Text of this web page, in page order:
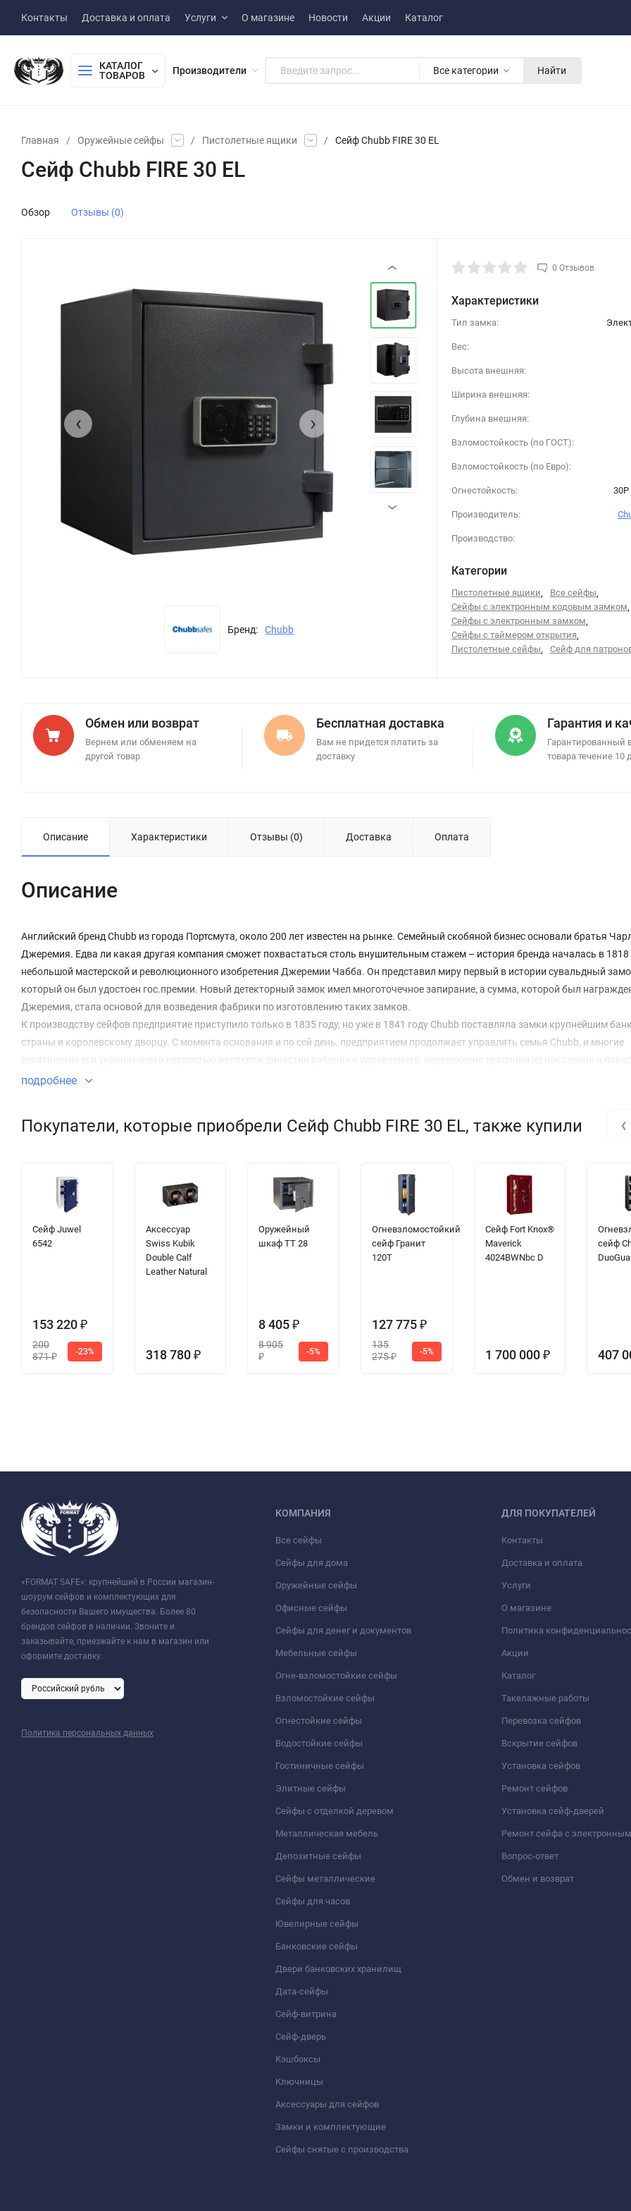
Контакты Доставка и оплата Услуги О магазине Новости Акции Каталог
КАТАЛОГ
ТОВАРОВ
Производители Все категории Найти
Главная / Оружейные сейфы / Пистолетные ящики / Сейф Chubb FIRE 30 EL
Сейф Chubb FIRE 30 EL
Обзор Отзывы (0)
‹ ›
‹
›
Бренд: Chubb
0 Отзывов
Характеристики
Тип замка:
Вес:
Высота внешняя:
Ширина внешняя:
Глубина внешняя:
Взломостойкость (по ГОСТ):
Взломостойкость (по Евро):
Огнестойкость:
Производитель:
Производство:
Категории
Пистолетные ящики, Все сейфы,
Сейфы с электронным кодовым замком,
Сейфы с электронным замком,
Сейфы с таймером открытия,
Пистолетные сейфы, Сейф для
Обмен или возврат
Вернем или обменяем на
другой товар
Бесплатная доставка
Вам не придется платить за
доставку
Гарантия и
Гарантированный
товара течение 10
Описание Характеристики Отзывы (0) Доставка Оплата
Описание
Английский бренд Chubb из города Портсмута, около 200 лет известен на рынке. Семейный скобяной бизнес основали братья
Джеремия. Едва ли какая другая компания сможет похвастаться столь внушительным стажем – история бренда началась в 1818
небольшой мастерской и революционного изобретения Джеремии Чабба. Он представил миру первый в истории сувальдный
который он был удостоен гос.премии. Новый детекторный замок имел многоточечное запирание, а сумма, которой был
Джеремия, стала основой для возведения фабрики по изготовлению таких замков.
К производству сейфов предприятие приступило только в 1835 году, но уже в 1841 году Chubb поставляла замки крупнейшим
страны и королевскому дворцу. С момента основания и по сей день, предприятием продолжает управлять семья Chubb, и многие
десятилетия его украшением и гордостью являются династии рабочих и управленцев, передающие традиции из поколения в
Элитные сейфы Chubb славятся своими исключительными характеристиками, а компания известна собственными разработками
исключительно, в сейфах этого бренда и, при минимальном весе, обеспечивает отличную взломоустойчивость и защиту от
Модернизация лазерной резки послужила началом производства недорогих и безопасных сейфов, прежде недоступных из-за
стоимости даже для крупных банков. Ну, а вы можете заказать бренд в нашем интернет-магазине.
подробнее
Покупатели, которые приобрели Сейф Chubb FIRE 30 EL, также купили
Сейф Juwel
6542
153 220 ₽
200
871₽
-23%
Аксессуар
Swiss Kubik
Double Calf
Leather Natural
318 780 ₽
Оружейный
шкаф TT 28
8 405₽
8 905
₽
-5%
Огневзломостойкий
сейф Гранит
120T
127 775 ₽
135
275₽
-5%
Сейф Fort Knox®
Maverick
4024BWNbc D
1 700 000 ₽
сейф
407
‹
«FORMAT SAFE»: крупнейший в России магазин-
шоурум сейфов и комплектующих для
безопасности Вашего имущества. Более 80
брендов сейфов в наличии. Звоните и
заказывайте, приезжайте к нам в магазин или
оформите доставку.
Политика персональных данных
КОМПАНИЯ
Все сейфы
Сейфы для дома
Оружейные сейфы
Офисные сейфы
Сейфы для денег и документов
Мебельные сейфы
Огне-взломостойкие сейфы
Взломостойкие сейфы
Огнестойкие сейфы
Водостойкие сейфы
Гостиничные сейфы
Элитные сейфы
Сейфы с отделкой деревом
Металлическая мебель
Депозитные сейфы
Сейфы металлические
Сейфы для часов
Ювелирные сейфы
Банковские сейфы
Двери банковских хранилищ
Дата-сейфы
Сейф-витрина
Сейф-дверь
Кэшбоксы
Ключницы
Аксессуары для сейфов
Замки и комплектующие
Сейфы снятые с производства
ДЛЯ ПОКУПАТЕЛЕЙ
Контакты
Доставка и оплата
Услуги
О магазине
Политика
Акции
Каталог
Такелажные работы
Перевозка сейфов
Вскрытие сейфов
Установка сейфов
Ремонт сейфов
Установка сейф-дверей
Ремонт сейфа с
Вопрос-ответ
Обмен и возврат